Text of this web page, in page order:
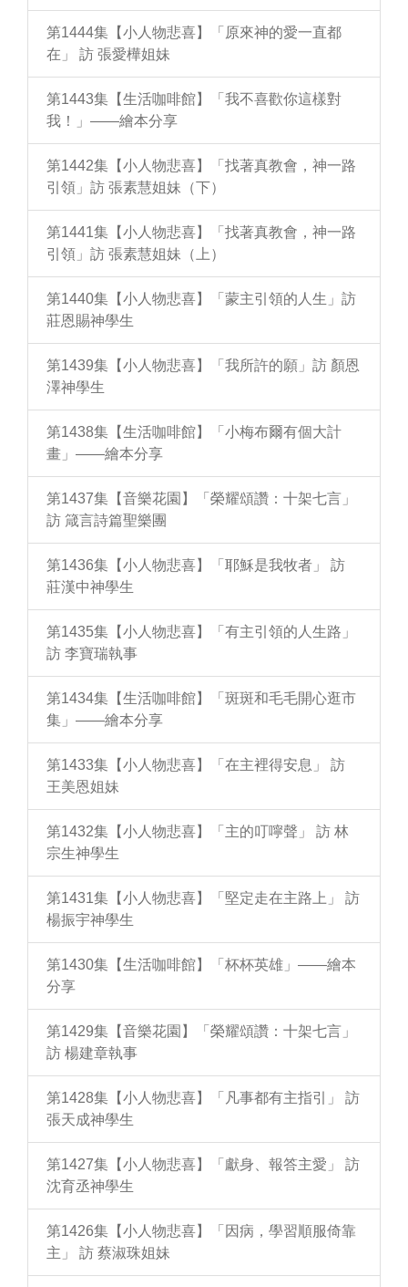
第1444集【小人物悲喜】「原來神的愛一直都
在」 訪 張愛樺姐妹
第1443集【生活咖啡館】「我不喜歡你這樣對
我！」——繪本分享
第1442集【小人物悲喜】「找著真教會，神一路
引領」訪 張素慧姐妹（下）
第1441集【小人物悲喜】「找著真教會，神一路
引領」訪 張素慧姐妹（上）
第1440集【小人物悲喜】「蒙主引領的人生」訪
莊恩賜神學生
第1439集【小人物悲喜】「我所許的願」訪 顏恩
澤神學生
第1438集【生活咖啡館】「小梅布爾有個大計
畫」——繪本分享
第1437集【音樂花園】「榮耀頌讚：十架七言」
訪 箴言詩篇聖樂團
第1436集【小人物悲喜】「耶穌是我牧者」 訪
莊漢中神學生
第1435集【小人物悲喜】「有主引領的人生路」
訪 李寶瑞執事
第1434集【生活咖啡館】「斑斑和毛毛開心逛市
集」——繪本分享
第1433集【小人物悲喜】「在主裡得安息」 訪
王美恩姐妹
第1432集【小人物悲喜】「主的叮嚀聲」 訪 林
宗生神學生
第1431集【小人物悲喜】「堅定走在主路上」 訪
楊振宇神學生
第1430集【生活咖啡館】「杯杯英雄」——繪本
分享
第1429集【音樂花園】「榮耀頌讚：十架七言」
訪 楊建章執事
第1428集【小人物悲喜】「凡事都有主指引」 訪
張天成神學生
第1427集【小人物悲喜】「獻身、報答主愛」 訪
沈育丞神學生
第1426集【小人物悲喜】「因病，學習順服倚靠
主」 訪 蔡淑珠姐妹